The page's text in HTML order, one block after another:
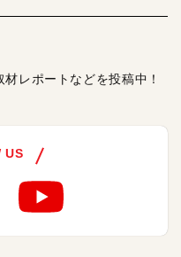
レポートなどを投稿中！
US